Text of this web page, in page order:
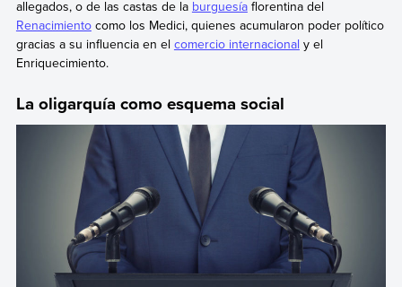
allegados, o de las castas de la burguesíaflorentina del
Renacimientocomo los Medici, quienes acumularon poder político
gracias a su influencia en el comercio internacional y el
Enriquecimiento.
La oligarquía como esquema social